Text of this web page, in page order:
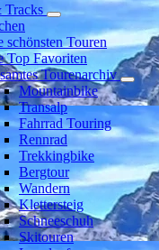
Tracks
schönsten Touren
Top Favoriten
Tourenarchiv
Mountainbike
Transalp
Fahrrad Touring
Rennrad
Trekkingbike
Bergtour
Wandern
Klettersteig
Schneeschuh
Skitouren